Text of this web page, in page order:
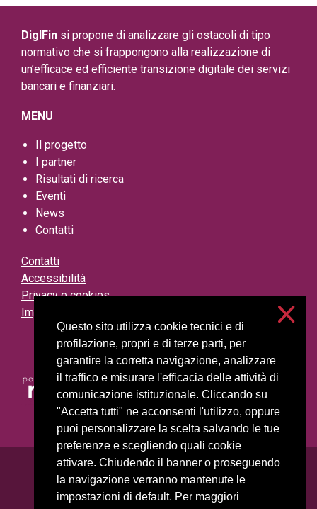
Questo sito utilizza cookie tecnici e di
profilazione, propri e di terze parti, per
garantire la corretta navigazione, analizzare
il traffico e misurare l'efficacia delle attività di
comunicazione istituzionale. Cliccando su
"Accetta tutti" ne acconsenti l'utilizzo, oppure
puoi personalizzare la scelta salvando le tue
preferenze e scegliendo quali cookie
attivare. Chiudendo il banner o proseguendo
la navigazione verranno mantenute le
impostazioni di default. Per maggiori
DigIFin si propone di analizzare gli ostacoli di tipo
normativo che si frappongono alla realizzazione di
un’efficace ed efficiente transizione digitale dei servizi
bancari e finanziari.
MENU
Il progetto
I partner
Risultati di ricerca
Eventi
News
Contatti
Contatti
Accessibilità
Privacy e cookies
Impostazioni cookie
Università degli Studi di Milano
Via Festa del Perdono, 7 - 20122 Milano
Posta Elettronica Certificata